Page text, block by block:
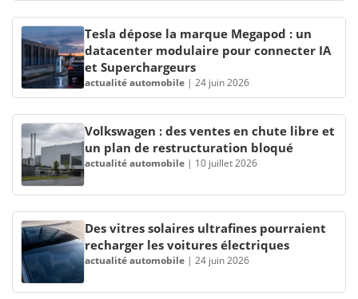
Tesla dépose la marque Megapod : un
datacenter modulaire pour connecter IA
et Superchargeurs
actualité automobile | 24 juin 2026
Volkswagen : des ventes en chute libre et
un plan de restructuration bloqué
actualité automobile | 10 juillet 2026
Des vitres solaires ultrafines pourraient
recharger les voitures électriques
actualité automobile | 24 juin 2026